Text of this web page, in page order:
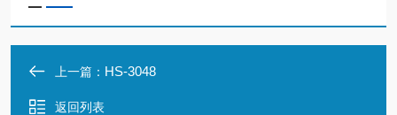
上一篇： HS-3048
返回列表